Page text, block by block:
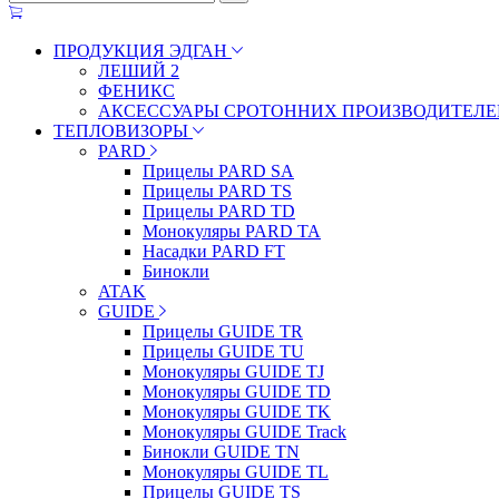
ПРОДУКЦИЯ ЭДГАН
ЛЕШИЙ 2
ФЕНИКС
АКСЕССУАРЫ СРОТОННИХ
ТЕПЛОВИЗОРЫ
PARD
Прицелы PARD SA
Прицелы PARD TS
Прицелы PARD TD
Монокуляры PARD TA
Насадки PARD FT
Бинокли
ATAK
GUIDE
Прицелы GUIDE TR
Прицелы GUIDE TU
Монокуляры GUIDE TJ
Монокуляры GUIDE TD
Монокуляры GUIDE TK
Монокуляры GUIDE Track
Бинокли GUIDE TN
Монокуляры GUIDE TL
Прицелы GUIDE TS